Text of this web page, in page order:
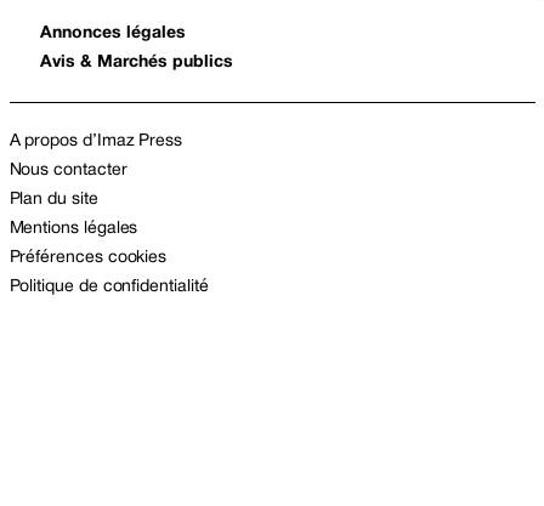
Annonces légales
Avis & Marchés publics
A propos d’Imaz Press
Nous contacter
Plan du site
Mentions légales
Préférences cookies
Politique de confidentialité